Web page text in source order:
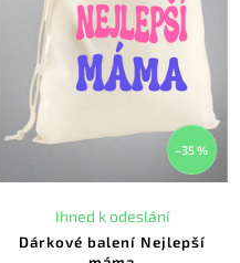
–35 %
Dárkové balení Nejlepší
Ihned k odeslání